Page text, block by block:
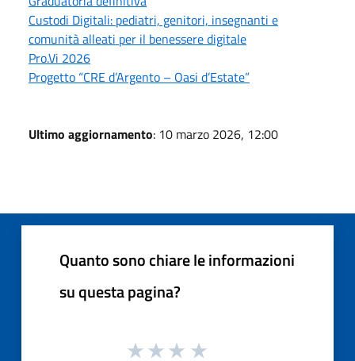
Custodi Digitali: pediatri, genitori, insegnanti e
comunità alleati per il benessere digitale
Pro.Vi 2026
Progetto “CRE d’Argento – Oasi d’Estate”
Ultimo aggiornamento: 10 marzo 2026, 12:00
Quanto sono chiare le informazioni
su questa pagina?